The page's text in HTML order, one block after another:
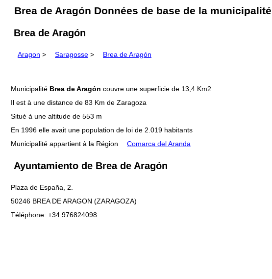
Brea de Aragón Données de base de la
Brea de Aragón
Aragon > Saragosse > Brea de Aragón
Municipalité Brea de Aragón couvre une superficie de 13,4 Km2
Il est à une distance de 83 Km de Zaragoza
Situé à une altitude de 553 m
En 1996 elle avait une population de loi de 2.019 habitants
Municipalité appartient à la Région
Comarca del Aranda
Ayuntamiento de Brea de Aragón
Plaza de España, 2.
50246 BREA DE ARAGON (ZARAGOZA)
Téléphone: +34 976824098